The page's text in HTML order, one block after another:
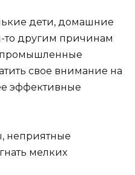
дети, домашние
другим причинам
промышленные
свое внимание на
эффективные
неприятные
мелких